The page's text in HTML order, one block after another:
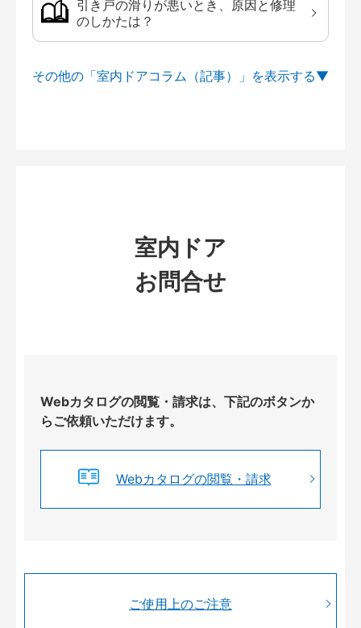
引き戸の滑りが悪いとき、原因と修理
のしかたは？
その他の「室内ドアコラム（記事）」を
室内ドア
お問合せ
Webカタログの閲覧・請求は、下記のボタンか
らご依頼いただけます。
Webカタログの閲覧・請求
ご使用上のご注意